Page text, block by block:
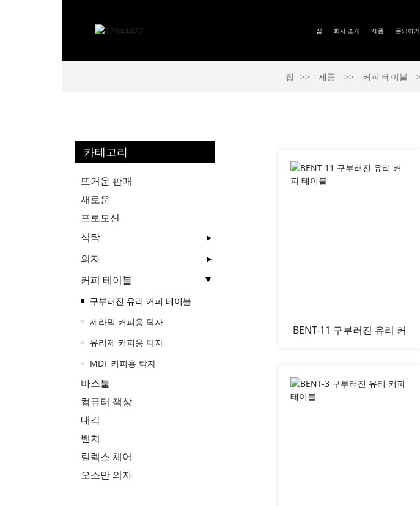
집 회사 소개 제품 문의하기
집 제품 커피 테이블
카테고리
뜨거운 판매
새로운
프로모션
식탁
의자
커피 테이블
구부러진 유리 커피 테이블
세라믹 커피용 탁자
유리제 커피용 탁자
MDF 커피용 탁자
바스툴
컴퓨터 책상
내각
벤치
릴렉스 체어
오스만 의자
BENT-11 구부러진 유리 커